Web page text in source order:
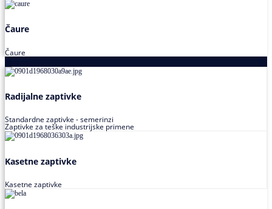
Čaure
Čaure
Radijalne zaptivke
Standardne zaptivke - semerinzi
Zaptivke za teške industrijske primene
Kasetne zaptivke
Kasetne zaptivke